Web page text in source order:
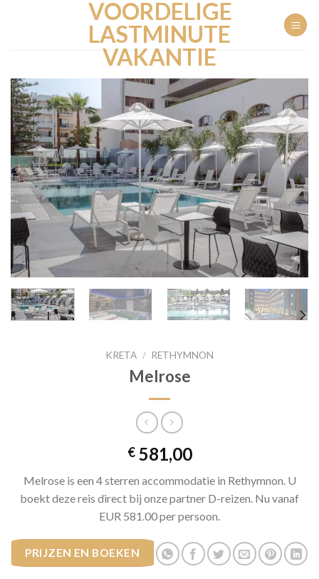
VOORDELIGE
LASTMINUTE
VAKANTIE
KRETA / RETHYMNON
Melrose
€581,00
Melrose is een 4 sterren accommodatie in Rethymnon. U
boekt deze reis direct bij onze partner D-reizen. Nu vanaf
EUR 581.00 per persoon.
PRIJZEN EN BOEKEN